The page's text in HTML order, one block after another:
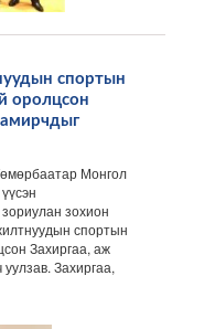
спортын
оролцсон
Монгол
зохион
спортын
Захиргаа, аж
Захиргаа,